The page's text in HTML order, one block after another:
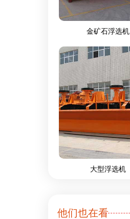
金矿石浮选机
大型浮选机
他们也在看